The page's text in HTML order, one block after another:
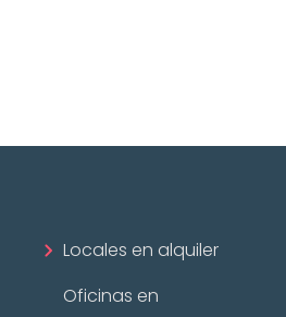
Locales en alquiler
Oficinas en